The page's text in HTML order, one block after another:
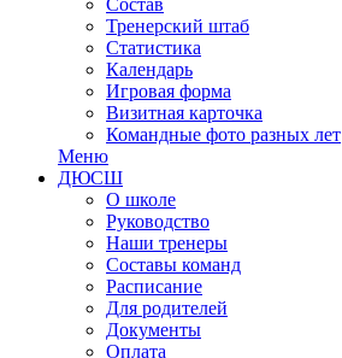
Состав
Тренерский штаб
Статистика
Календарь
Игровая форма
Визитная карточка
Командные фото разных лет
Меню
ДЮСШ
О школе
Руководство
Наши тренеры
Составы команд
Расписание
Для родителей
Документы
Оплата